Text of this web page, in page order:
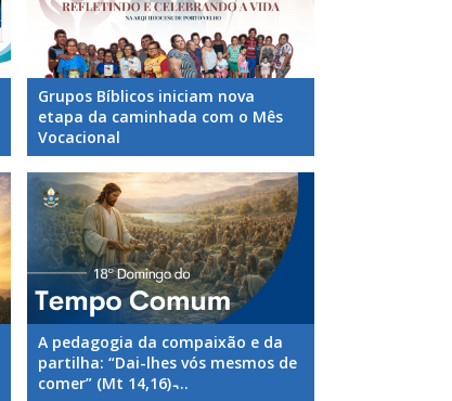
Grupos Bíblicos iniciam nova
etapa da caminhada com o Mês
Vocacional
A pedagogia da compaixão e da
partilha: “Dai-lhes vós mesmos de
comer” (Mt 14,16) ̵...